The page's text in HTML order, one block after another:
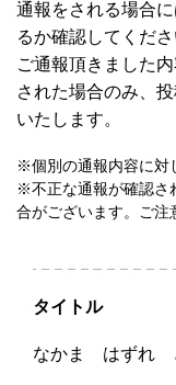
通報をされる場合
るか確認してくださ
ご通報頂きました
された場合のみ、
いたします。
※個別の通報内容に対
※不正な通報が確認さ
合がございます。ご注
タイトル
なかま はずれ